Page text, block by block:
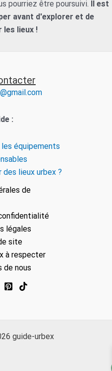
pourriez être poursuivi.
Il est
avant d'explorer et de
les lieux !
:
équipements
lieux urbex ?
de
légales
site
à respecter
de nous
guide-urbex